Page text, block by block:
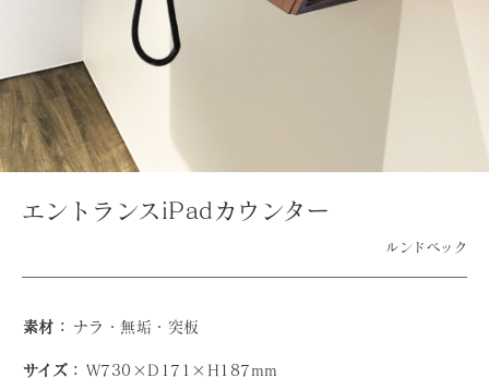
エントランスiPadカウンター
ルンドベック
素材： ナラ・無垢・突板
サイズ： W730×D171×H187mm